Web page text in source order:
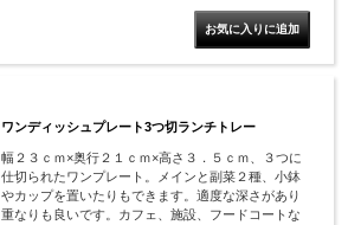
ワンディッシュプレート3つ切ランチトレー
幅２３ｃｍ×奥行２１ｃｍ×高さ３．５ｃｍ、３つに
仕切られたワンプレート。メインと副菜２種、小鉢
やカップを置いたりもできます。適度な深さがあり
重なりも良いです。カフェ、施設、フードコートな